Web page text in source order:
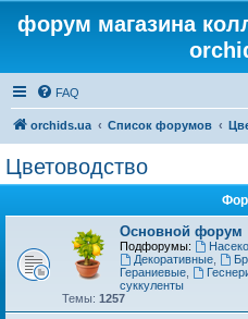
форум магазина
FAQ
orchids.ua Список форумов
Цветоводство
Основной форум
Подфорумы:
Декоративные,
Гераниевые
суккуленты
Темы: 1257